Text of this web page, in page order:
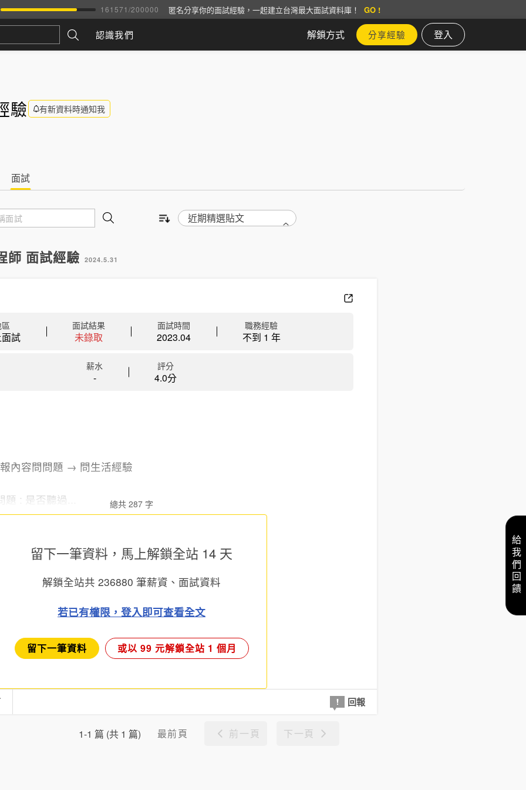
161571 /200000 匿名分享你的面試經驗，一起建立台灣最大面試資料庫！ GO !
認識我們 解鎖方式 分享經驗 登入
驗 有新資料時通知我
面試
師 面試經驗 2024.5.31
試
面試結果
未錄取
面試時間
2023.04
職務經驗
不到 1 年
薪水
-
評分
4.0分
內容問問題 → 問生活經驗
: 是否聽過... 總共 287 字
留下一筆資料，馬上解鎖全站 14 天
解鎖全站共 236880 筆薪資、面試資料
若已有權限，登入即可查看全文
留下一筆資料 或以 99 元解鎖全站 1 個月
回報
1-1 篇 (共 1 篇) 最前頁 前一頁 下一頁
給我們回饋